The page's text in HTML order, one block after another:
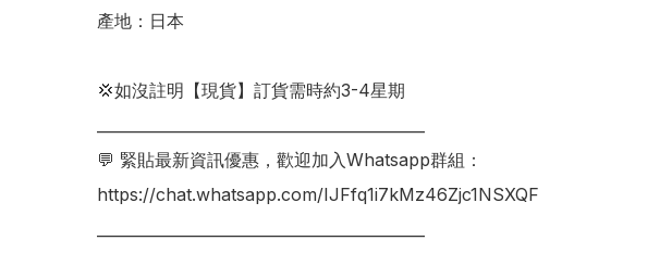
產地：日本
💢如沒註明【現貨】訂貨需時約3-4星期
💬 緊貼最新資訊優惠，歡迎加入Whatsapp群組：
https://chat.whatsapp.com/IJFfq1i7kMz46Zjc1NSXQF